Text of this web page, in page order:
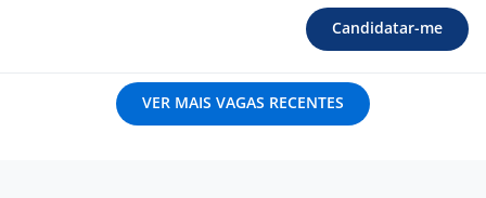
Candidatar-me
VER MAIS VAGAS RECENTES